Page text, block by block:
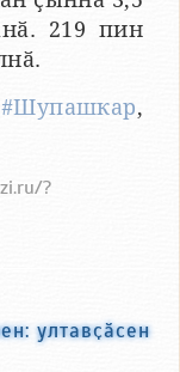
219 пин
#Шупашкар,
?
ултавҫӑсен